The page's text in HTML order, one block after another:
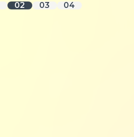
02 03 04